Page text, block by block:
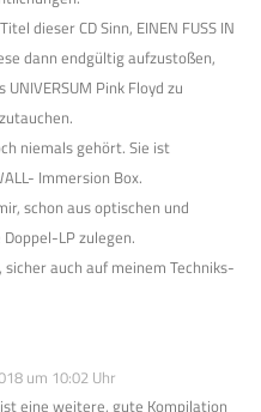
dieser CD Sinn, EINEN FUSS IN
dann endgültig aufzustoßen,
Pink Floyd zu
niemals gehört. Sie ist
Immersion Box.
schon aus optischen und
LP zulegen.
sicher auch auf meinem Techniks-
um 10:02 Uhr
eine weitere, gute Kompilation